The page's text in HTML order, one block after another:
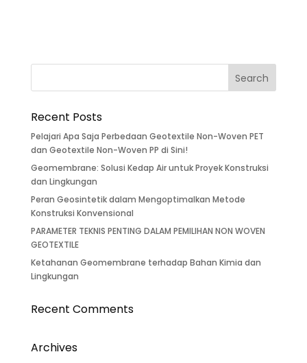
Recent Posts
Pelajari Apa Saja Perbedaan Geotextile Non-Woven PET
dan Geotextile Non-Woven PP di Sini!
Geomembrane: Solusi Kedap Air untuk Proyek Konstruksi
dan Lingkungan
Peran Geosintetik dalam Mengoptimalkan Metode
Konstruksi Konvensional
PARAMETER TEKNIS PENTING DALAM PEMILIHAN NON WOVEN
GEOTEXTILE
Ketahanan Geomembrane terhadap Bahan Kimia dan
Lingkungan
Recent Comments
Archives